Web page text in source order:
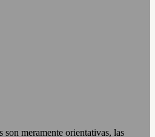
son meramente orientativas, las